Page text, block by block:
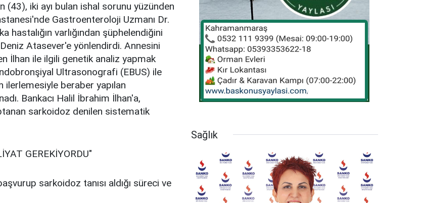
(43), iki ayı bulan ishal sorunu yüzünden
Gastroenteroloji Uzmanı Dr.
hastalığın varlığından şüphelendiğini
Deniz Atasever'e yönlendirdi. Annesini
İlhan ile ilgili genetik analiz yapmak
Ultrasonografi (EBUS) ile
ilerlemesiyle beraber yapılan
Bankacı Halil İbrahim İlhan'a,
sarkoidoz denilen sistematik
GEREKİYORDU"
sarkoidoz tanısı aldığı süreci ve
Sağlık